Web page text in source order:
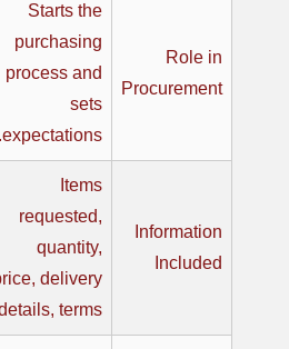
Role in
Procurement
Starts the
purchasing
process and
sets
expectations.
Information
Included
Items
requested,
quantity,
delivery
terms.